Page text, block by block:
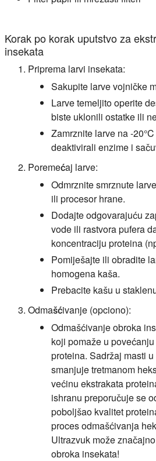
Korak po korak uputstvo za
insekata
Priprema larvi insekata:
Sakupite larve vojničke
Larve temeljito operite
biste uklonili ostatke ili
Zamrznite larve na -
deaktivirali enzime i
Poremećaj larve:
Odmrznite smrznute
ili procesor hrane.
Dodajte odgovarajuću
vode ili rastvora pufera
koncentraciju proteina
Pomiješajte ili obradite
homogena kaša.
Prebacite kašu u
Odmašćivanje (opciono):
Odmašćivanje obroka
koji pomaže u
proteina. Sadržaj masti
smanjuje tretmanom
većinu ekstrakata
ishranu preporučuje se
poboljšao kvalitet
proces odmašćivanja
Ultrazvuk može
obroka insekata!